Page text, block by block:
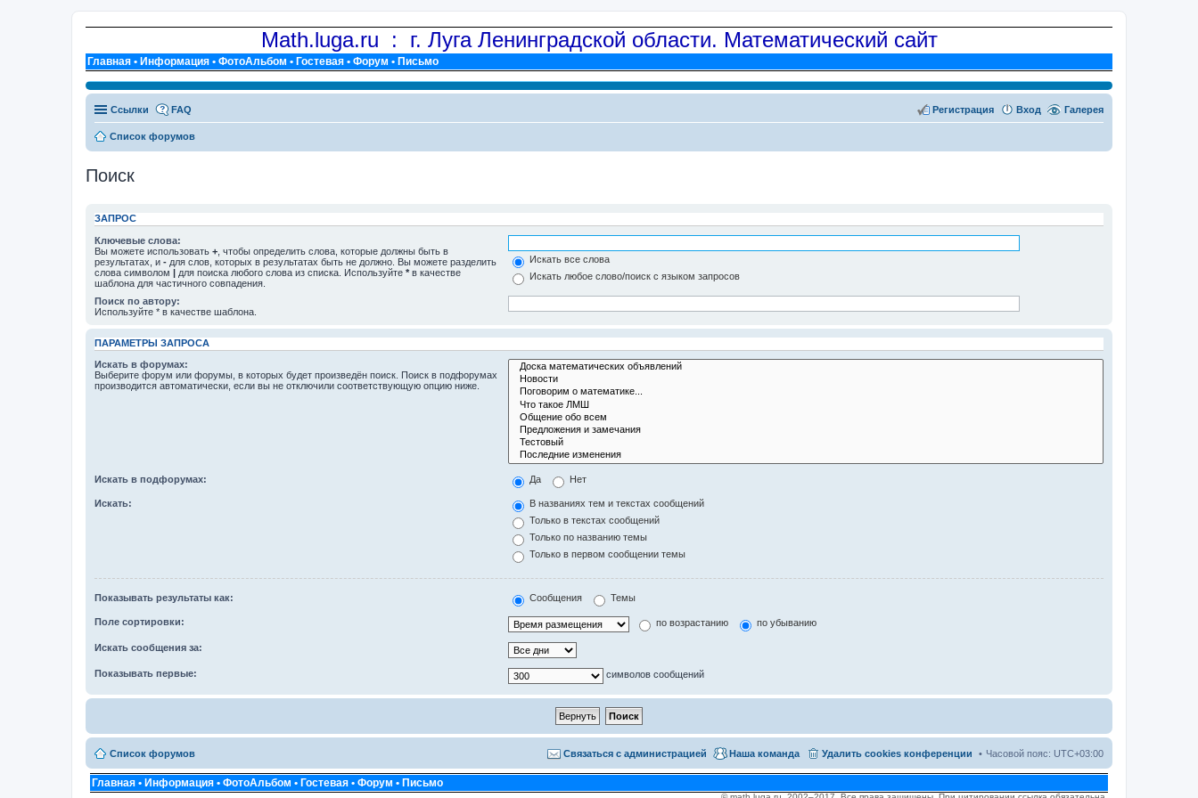
Math.luga.ru : г. Луга Ленинградской области. Математический сайт
Главная • Информация • ФотоАльбом • Гостевая • Форум • Письмо
Ссылки Галерея
FAQ Вход
Регистрация
Список форумов
Поиск
ЗАПРОС
Ключевые слова:
Вы можете использовать + , чтобы определить слова, которые должны быть в
результатах, и - для слов, которых в результатах быть не должно. Вы можете разделить
слова символом | для поиска любого слова из списка. Используйте * в качестве
шаблона для частичного совпадения.
Искать все слова
Искать любое слово/поиск с языком запросов
Поиск по автору:
Используйте * в качестве шаблона.
ПАРАМЕТРЫ ЗАПРОСА
Искать в форумах:
Выберите форум или форумы, в которых будет произведён поиск. Поиск в подфорумах
производится автоматически, если вы не отключили соответствующую опцию ниже.
Искать в подфорумах: Да Нет
Искать:
В названиях тем и текстах сообщений
Только в текстах сообщений
Только по названию темы
Только в первом сообщении темы
Показывать результаты как: Сообщения Темы
Поле сортировки: по возрастанию по убыванию
Искать сообщения за:
Показывать первые: символов сообщений
Список форумов Часовой пояс: UTC+03:00
Удалить cookies конференции
Наша команда
Связаться с администрацией
Главная • Информация • ФотоАльбом • Гостевая • Форум • Письмо